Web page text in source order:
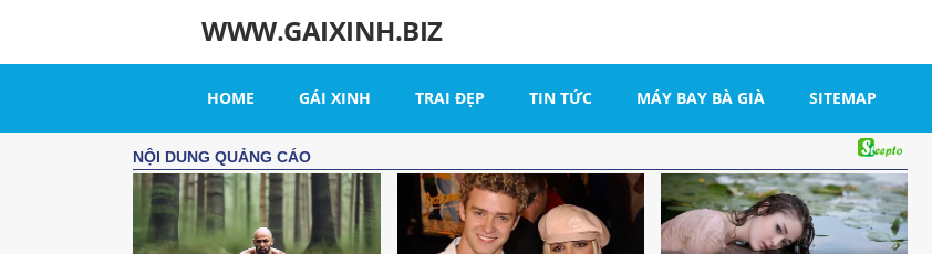
WWW.GAIXINH.BIZ
HOME GÁI XINH TRAI ĐẸP TIN TỨC MÁY BAY BÀ GIÀ SITEMAP